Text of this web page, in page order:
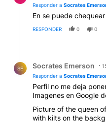
Responder a Socrates
En se puede
RESPONDER 0 0
SE Socrates Emerson
Responder a Socrates
Perfil no me deja
Imagenes en Google
Picture of the queen
with kilts on the